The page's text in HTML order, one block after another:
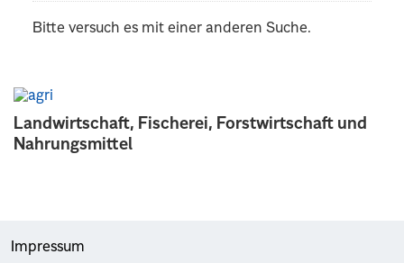
Landwirtschaft, Fischerei, Forstwirtschaft und
Nahrungsmittel
Bitte versuch es mit einer anderen Suche.
Impressum